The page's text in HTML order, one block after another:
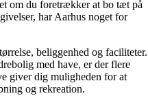
om du foretrækker at bo tæt på
har Aarhus noget for
beliggenhed og faciliteter.
med have, er der flere
giver dig muligheden for at
og rekreation.